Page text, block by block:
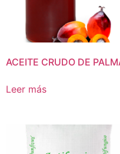
ACEITE CRUDO DE
Leer más